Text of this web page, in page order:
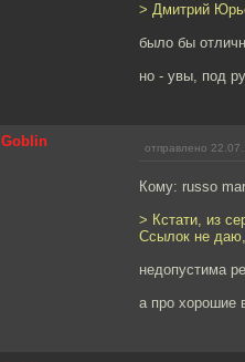
> Дмитрий
было бы
но - увы, под
Goblin отправлено
Кому: russo
> Кстати, из
Ссылок не
недопустима
а про хорошие